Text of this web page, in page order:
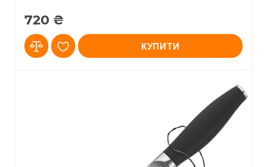
720 ₴
КУПИТИ